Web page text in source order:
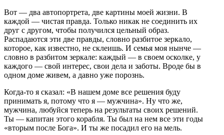
Вот — два автопортрета, две картины моей жизни. В
каждой — чистая правда. Только никак не соединить их
друг с другом, чтобы получился цельный образ.
Распадаются эти две правды, словно разбитое зеркало,
которое, как известно, не склеишь. И семья моя нынче —
словно в разбитом зеркале: каждый — в своем осколке, у
каждого — свой интерес, свои дела и заботы. Вроде бы в
одном доме живем, а давно уже порознь.
Когда-то я сказал: «В нашем доме все решения буду
принимать я, потому что я — мужчина». Ну что же,
мужчина, любуйся теперь на результаты своих решений.
Ты — капитан этого корабля. Ты был на нем все эти годы
«вторым после Бога». И ты же посадил его на мель.